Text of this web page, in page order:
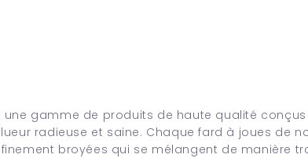
une gamme de produits de haute qualité
radieuse et saine. Chaque fard à joues de
broyées qui se mélangent de manière